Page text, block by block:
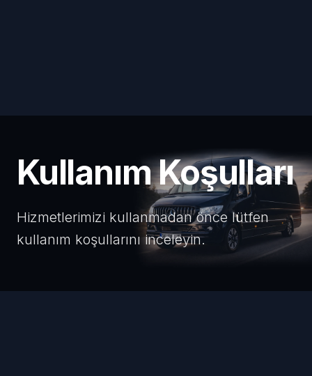
Kullanım Koşulları
Hizmetlerimizi kullanmadan önce lütfen
kullanım koşullarını inceleyin.